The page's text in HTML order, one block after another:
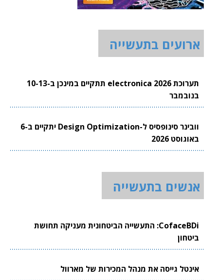
ארועים בתעשייה
תערוכת electronica 2026 תתקיים במינכן ב-10-13
בנובמבר
וובינר סינופסיס ל-Design Optimization יתקיים ב-6
באוגוסט 2026
אנשים בתעשייה
CofaceBDi: התעשייה הביטחונית מעניקה תחושת
ביטחון
אינטל גייסה את מנהל המכירות של מארוול